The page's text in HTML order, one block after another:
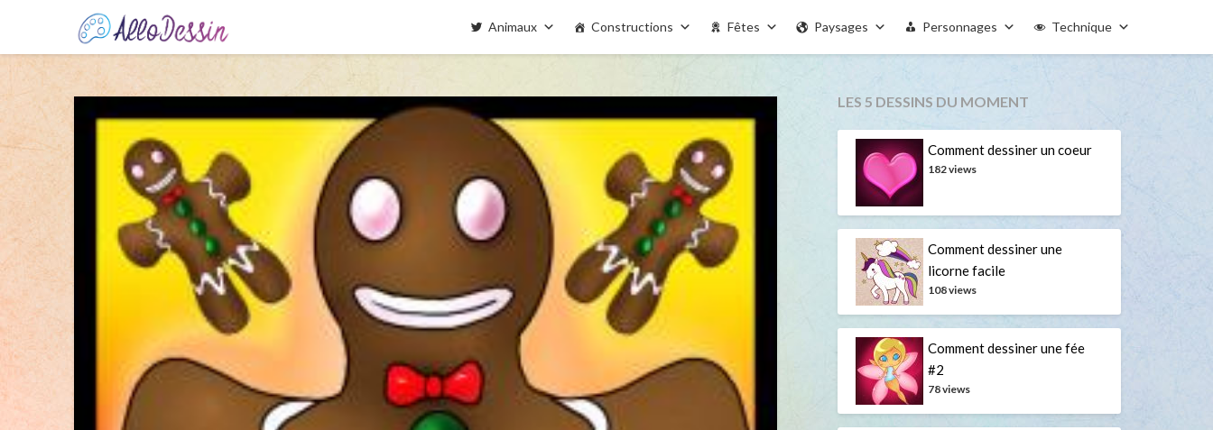
Animaux Constructions Fêtes Paysages Personnages Technique
LES 5 DESSINS DU MOMENT
Comment dessiner un coeur
182 views
Comment dessiner une
licorne facile
108 views
Comment dessiner une fée
#2
78 views